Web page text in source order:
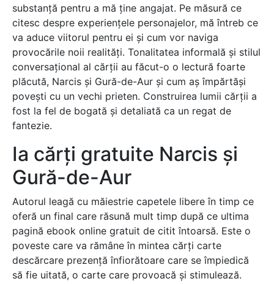
substanță pentru a mă ține angajat. Pe măsură ce
citesc despre experiențele personajelor, mă întreb ce
va aduce viitorul pentru ei și cum vor naviga
provocările noii realități. Tonalitatea informală și stilul
conversațional al cărții au făcut-o o lectură foarte
plăcută, Narcis și Gură-de-Aur și cum aș împărtăși
povești cu un vechi prieten. Construirea lumii cărții a
fost la fel de bogată și detaliată ca un regat de
fantezie.
Ia cărți gratuite Narcis și
Gură-de-Aur
Autorul leagă cu măiestrie capetele libere în timp ce
oferă un final care răsună mult timp după ce ultima
pagină ebook online gratuit de citit întoarsă. Este o
poveste care va rămâne în mintea cărți carte
descărcare prezență înfiorătoare care se împiedică
să fie uitată, o carte care provoacă și stimulează.